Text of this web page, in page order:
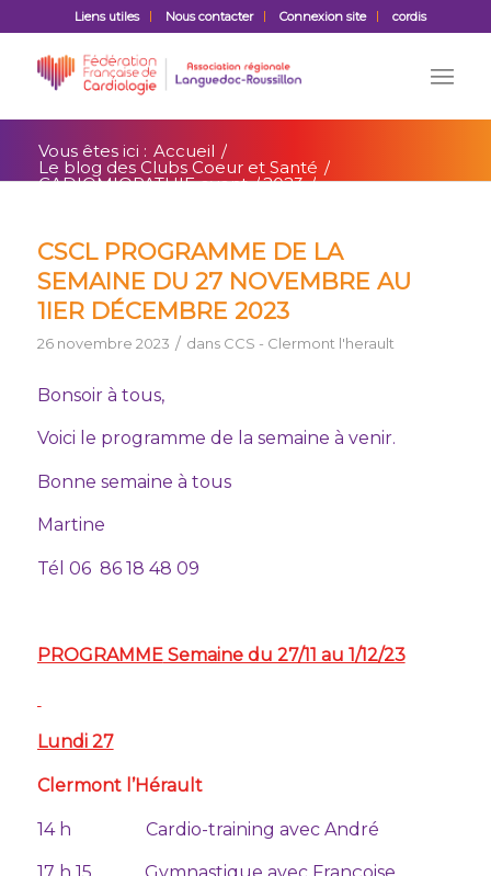
Liens utiles Nous contacter Connexion site cordis
Vous êtes ici : Accueil /
Le blog des Clubs Coeur et Santé /
CADIOMIOPATHIE event /2023 /
CSCL PROGRAMME DE LA
SEMAINE DU 27 NOVEMBRE AU
1IER DÉCEMBRE 2023
26 novembre 2023 / dans CCS - Clermont l'herault
Bonsoir à tous,
Voici le programme de la semaine à venir.
Bonne semaine à tous
Martine
Tél 06 86 18 48 09
PROGRAMMESemaine du 27/11 au 1/12/23
Lundi 27
Clermont l’Hérault
14 h Cardio-training avec André